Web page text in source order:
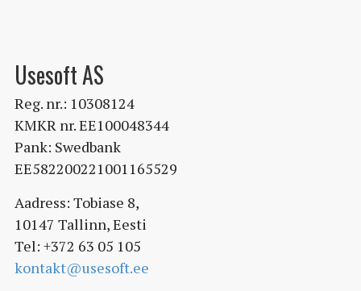
Usesoft AS
Reg. nr.: 10308124
KMKR nr. EE100048344
Pank: Swedbank
EE582200221001165529
Aadress: Tobiase 8,
10147 Tallinn, Eesti
Tel: +372 63 05 105
kontakt@usesoft.ee